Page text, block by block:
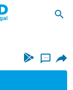
...